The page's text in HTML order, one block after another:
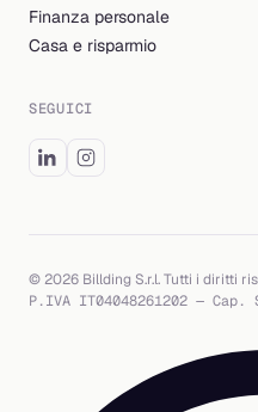
Finanza personale
Casa e risparmio
SEGUICI
© 2026 Billding S.r.l. Tutti i diritti
P.IVA IT04048261202 —